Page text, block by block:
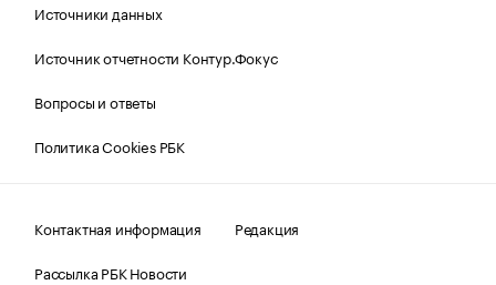
Источники данных
Источник отчетности Контур.Фокус
Вопросы и ответы
Политика Cookies РБК
Контактная информация
Редакция
Рассылка РБК Новости